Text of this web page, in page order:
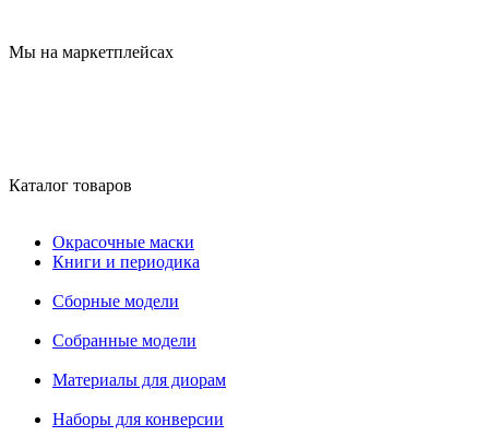
Мы на маркетплейсах
Каталог товаров
Окрасочные маски
Книги и периодика
Сборные модели
Собранные модели
Материалы для диорам
Наборы для конверсии